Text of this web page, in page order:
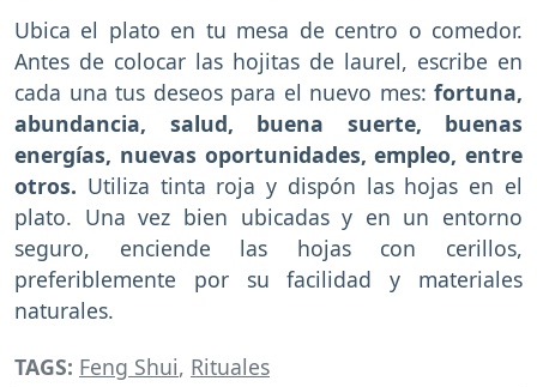
Ubica el plato en tu mesa de centro o comedor.
Antes de colocar las hojitas de laurel, escribe en
cada una tus deseos para el nuevo mes: fortuna,
abundancia, salud, buena suerte, buenas
energías, nuevas oportunidades, empleo, entre
otros. Utiliza tinta roja y dispón las hojas en el
plato. Una vez bien ubicadas y en un entorno
seguro, enciende las hojas con cerillos,
preferiblemente por su facilidad y materiales
naturales.
TAGS: Feng Shui, Rituales